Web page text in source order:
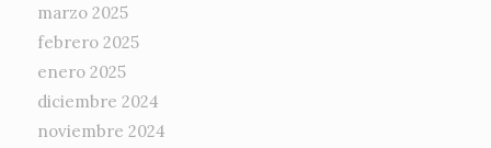
marzo 2025
febrero 2025
enero 2025
diciembre 2024
noviembre 2024